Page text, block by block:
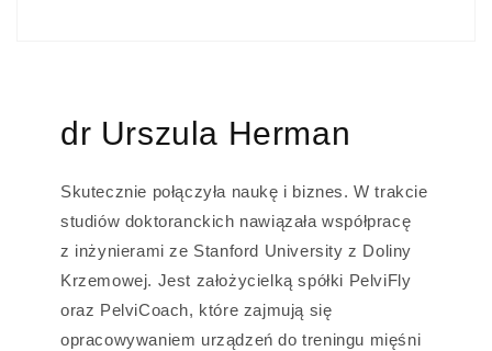
dr Urszula Herman
Skutecznie połączyła naukę i biznes. W trakcie
studiów doktoranckich nawiązała współpracę
z inżynierami ze Stanford University z Doliny
Krzemowej. Jest założycielką spółki PelviFly
oraz PelviCoach, które zajmują się
opracowywaniem urządzeń do treningu mięśni